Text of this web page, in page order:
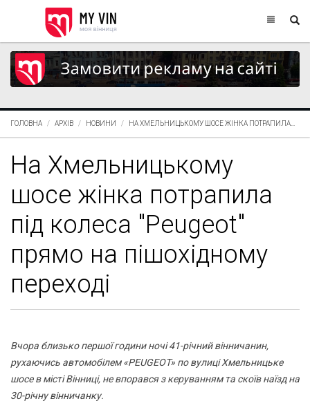
ГОЛОВНА АРХІВ НОВИНИ НА ХМЕЛЬНИЦЬКОМУ ШОСЕ ЖІНКА ПОТРАПИЛА...
На Хмельницькому
шосе жінка потрапила
під колеса "Peugeot"
прямо на пішохідному
переході
Вчора близько першої години ночі 41-річний вінничанин,
рухаючись автомобілем «PEUGEOT» по вулиці Хмельницьке
шосе в місті Вінниці, не впорався з керуванням та скоїв наїзд на
30-річну вінничанку.